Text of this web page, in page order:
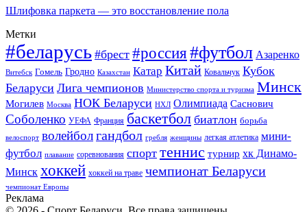
Шлифовка паркета — это восстановление пола
Метки
#беларусь #брест #россия#футбол Азаренко
Витебск Гомель Гродно Казахстан Катар Китай Ковальчук Кубок
Беларуси Лига чемпионов Министерство спорта и туризма Минск
Могилев Москва НОК Беларуси НХЛ Олимпиада Саснович
Соболенко УЕФА Франция баскетбол биатлон борьба
велоспорт волейболгандбол гребля женщины легкая атлетика мини-
футбол плавание соревнования спорт теннис турнир хк Динамо-
Минск хоккей хоккей на траве чемпионат Беларуси
чемпионат Европы
Реклама